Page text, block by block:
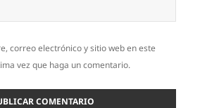
correo electrónico y sitio web en este
vez que haga un comentario.